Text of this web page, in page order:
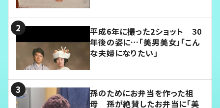
平成6年に撮った2ショット 30
年後の姿に…「美男美女」「こん
な夫婦になりたい」
孫のためにお弁当を作った祖
母 孫が絶賛したお弁当に「美